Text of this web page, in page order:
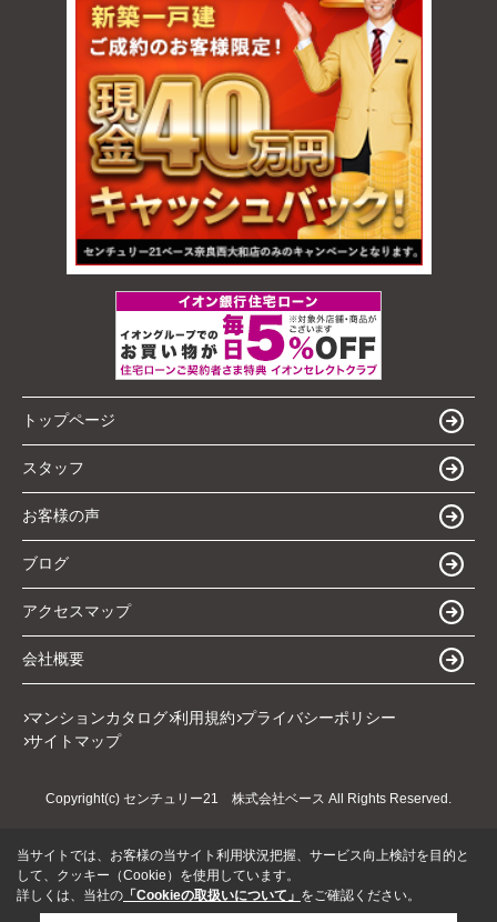
トップページ
スタッフ
お客様の声
ブログ
アクセスマップ
会社概要
マンションカタログ 利用規約 プライバシーポリシー
サイトマップ
Copyright(c) センチュリー21 株式会社ベース All Rights Reserved.
当サイトでは、お客様の当サイト利用状況把握、サービス向上検討を目的と
して、クッキー（Cookie）を使用しています。
詳しくは、当社の 「Cookieの取扱いについて」 をご確認ください。